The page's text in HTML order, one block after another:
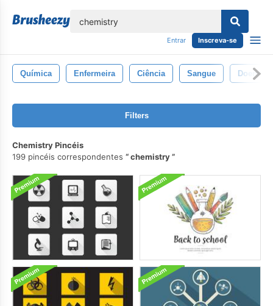
Entrar Inscreva-se
Química Enfermeira Ciência Sangue Doença
Filters
Chemistry Pincéis
199 pincéis correspondentes
chemistry